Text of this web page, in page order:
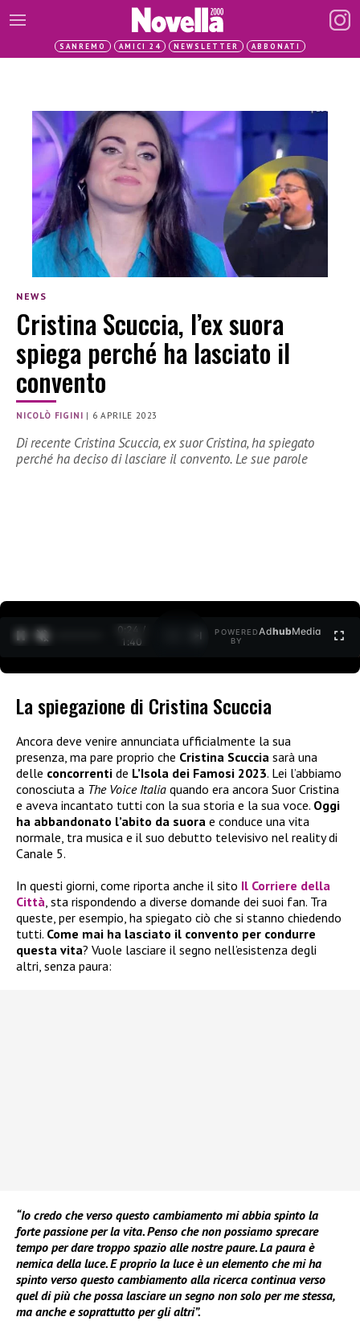
SANREMO AMICI 24 NEWSLETTER ABBONATI
NEWS
Cristina Scuccia, l’ex suora
spiega perché ha lasciato il
convento
NICOLÒ FIGINI | 6 APRILE 2023
Di recente Cristina Scuccia, ex suor Cristina, ha spiegato
perché ha deciso di lasciare il convento. Le sue parole
0:26 /
1:40
POWERED
BY
AdhubMedia
La spiegazione di Cristina Scuccia
Ancora deve venire annunciata ufficialmente la sua
presenza, ma pare proprio che Cristina Scuccia sarà una
delle concorrenti de L’Isola dei Famosi 2023. Lei l’abbiamo
conosciuta a The Voice Italia quando era ancora Suor Cristina
e aveva incantato tutti con la sua storia e la sua voce. Oggi
ha abbandonato l’abito da suora e conduce una vita
normale, tra musica e il suo debutto televisivo nel reality di
Canale 5.
In questi giorni, come riporta anche il sito Il Corriere della
Città, sta rispondendo a diverse domande dei suoi fan. Tra
queste, per esempio, ha spiegato ciò che si stanno chiedendo
tutti. Come mai ha lasciato il convento per condurre
questa vita? Vuole lasciare il segno nell’esistenza degli
altri, senza paura:
“Io credo che verso questo cambiamento mi abbia spinto la
forte passione per la vita. Penso che non possiamo sprecare
tempo per dare troppo spazio alle nostre paure. La paura è
nemica della luce. E proprio la luce è un elemento che mi ha
spinto verso questo cambiamento alla ricerca continua verso
quel di più che possa lasciare un segno non solo per me stessa,
ma anche e soprattutto per gli altri”.